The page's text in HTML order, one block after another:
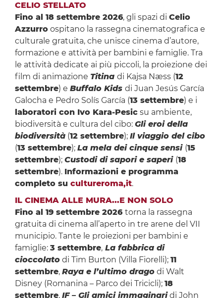
CELIO STELLATO
Fino al 18 settembre 2026, gli spazi di Celio
Azzurroospitano la rassegna cinematografica e
culturale gratuita, che unisce cinema d’autore,
formazione e attività per bambini e famiglie. Tra
le attività dedicate ai più piccoli, la proiezione dei
film di animazione Titina di Kajsa Næss (12
settembre) e Buffalo Kids di Juan Jesús García
Galocha e Pedro Solís García (13 settembre) e i
laboratori con Ivo Kara-Pesicsu ambiente,
biodiversità e cultura del cibo: Gli eroi della
biodiversità(12 settembre); Il viaggio del cibo
(13 settembre); La mela dei cinque sensi (15
settembre); Custodi di sapori e saperi (18
settembre). Informazioni e programma
completo su cultureroma,it.
IL CINEMA ALLE MURA...E NON SOLO
Fino al 19 settembre 2026 torna la rassegna
gratuita di cinema all’aperto in tre arene del VII
municipio. Tante le proiezioni per bambini e
famiglie: 3 settembre,La fabbrica di
cioccolatodi Tim Burton (Villa Fiorelli); 11
settembre, Raya e l’ultimo dragodi Walt
Disney (Romanina – Parco dei Tricicli); 18
settembre, IF – Gli amici immaginaridi John